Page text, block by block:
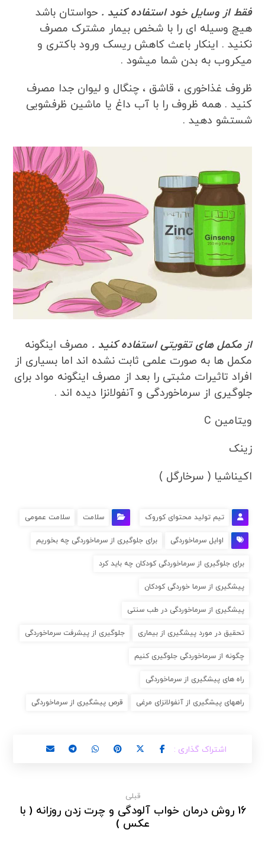
فقط از وسایل خود استفاده کنید . حواستان باشد
هیچ وسیله ای را با شخص بیمار مشترک مصرف
نکنید . اینکار باعث کاهش ریسک ورود باکتری و
میکروب به بدن شما میشود .
ظروف غذاخوری ، قاشق ، چنگال و لیوان جدا مصرف
کنید . همه ظروف را با آب داغ یا ماشین ظرفشویی
شستشو دهید .
از مکمل های تقویتی استفاده کنید . مصرف اینگونه
مکمل ها به صورت علمی ثابت نشده اند اما بسیاری از
افراد تاثیرات مثبتی را بعد از مصرف اینگونه مواد برای
جلوگیری از سرماخوردگی و آنفولانزا دیده اند .
ویتامین C
زینک
اکیناشیا ( سرخارگل )
تیم تولید محتوای کوروک سلامت سلامت عمومی
اوایل سرماخوردگی برای جلوگیری از سرماخوردگی چه بخوریم
برای جلوگیری از سرماخوردگی کودکان چه باید کرد
پیشگیری از سرما خوردگی کودکان
پیشگیری از سرماخوردگی در طب سنتی
تحقیق در مورد پیشگیری از بیماری جلوگیری از پیشرفت سرماخوردگی
چگونه از سرماخوردگی جلوگیری کنیم
راه های پیشگیری از سرماخوردگی
راههای پیشگیری از آنفولانزای مرغی قرص پیشگیری از سرماخوردگی
قبلی
16 روش درمان خواب آلودگی و چرت زدن روزانه ( با
عکس )